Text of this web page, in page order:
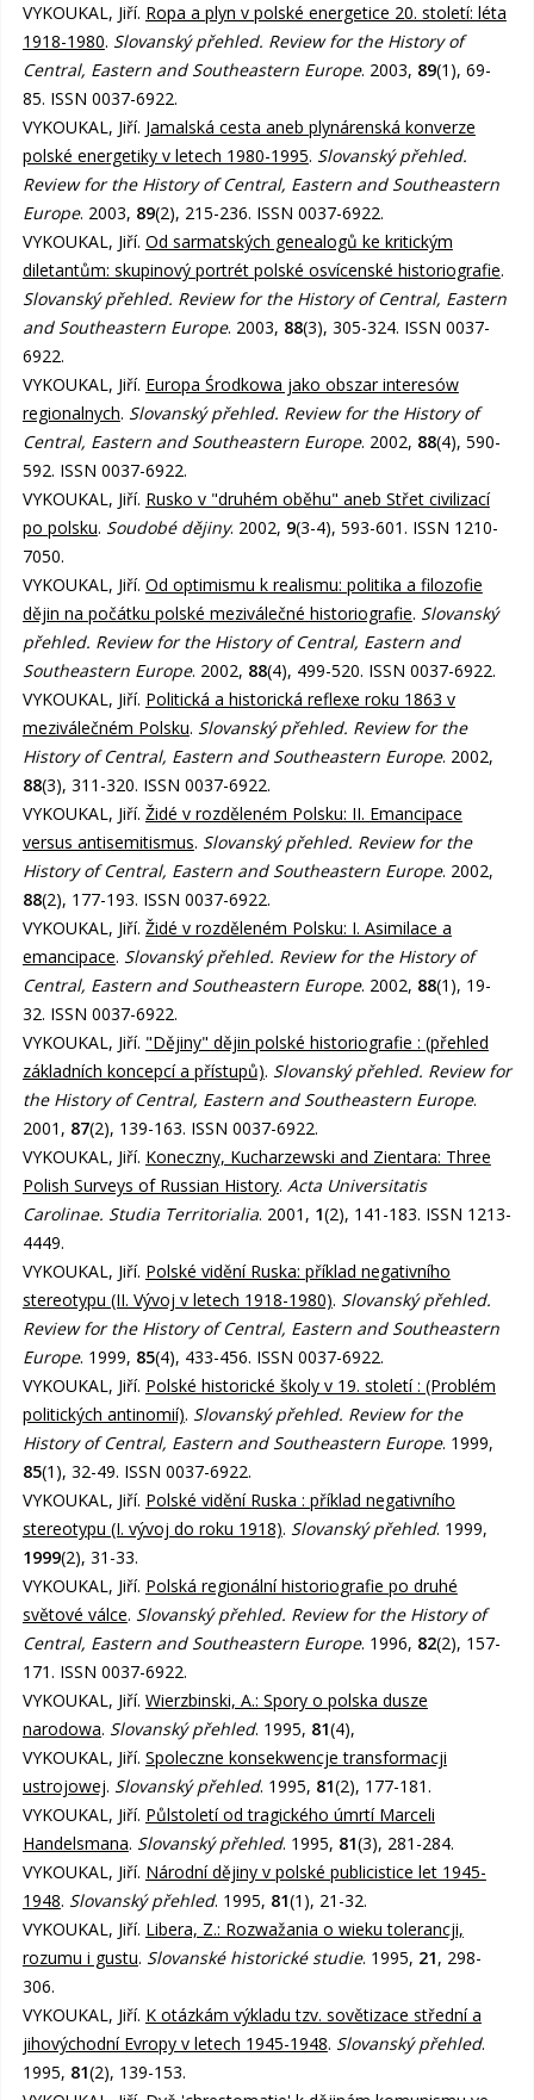
VYKOUKAL, Jiří. Ropa a plyn v polské energetice 20. století: léta
1918-1980. Slovanský přehled. Review for the History of
Central, Eastern and Southeastern Europe. 2003, 89(1), 69-
85. ISSN 0037-6922.
VYKOUKAL, Jiří. Jamalská cesta aneb plynárenská konverze
polské energetiky v letech 1980-1995. Slovanský přehled.
Review for the History of Central, Eastern and Southeastern
Europe. 2003, 89(2), 215-236. ISSN 0037-6922.
VYKOUKAL, Jiří. Od sarmatských genealogů ke kritickým
diletantům: skupinový portrét polské osvícenské historiografie.
Slovanský přehled. Review for the History of Central, Eastern
and Southeastern Europe. 2003, 88(3), 305-324. ISSN 0037-
6922.
VYKOUKAL, Jiří. Europa Środkowa jako obszar interesów
regionalnych. Slovanský přehled. Review for the History of
Central, Eastern and Southeastern Europe. 2002, 88(4), 590-
592. ISSN 0037-6922.
VYKOUKAL, Jiří. Rusko v "druhém oběhu" aneb Střet civilizací
po polsku. Soudobé dějiny. 2002, 9(3-4), 593-601. ISSN 1210-
7050.
VYKOUKAL, Jiří. Od optimismu k realismu: politika a filozofie
dějin na počátku polské meziválečné historiografie. Slovanský
přehled. Review for the History of Central, Eastern and
Southeastern Europe. 2002, 88(4), 499-520. ISSN 0037-6922.
VYKOUKAL, Jiří. Politická a historická reflexe roku 1863 v
meziválečném Polsku. Slovanský přehled. Review for the
History of Central, Eastern and Southeastern Europe. 2002,
88(3), 311-320. ISSN 0037-6922.
VYKOUKAL, Jiří. Židé v rozděleném Polsku: II. Emancipace
versus antisemitismus. Slovanský přehled. Review for the
History of Central, Eastern and Southeastern Europe. 2002,
88(2), 177-193. ISSN 0037-6922.
VYKOUKAL, Jiří. Židé v rozděleném Polsku: I. Asimilace a
emancipace. Slovanský přehled. Review for the History of
Central, Eastern and Southeastern Europe. 2002, 88(1), 19-
32. ISSN 0037-6922.
VYKOUKAL, Jiří. "Dějiny" dějin polské historiografie : (přehled
základních koncepcí a přístupů). Slovanský přehled. Review for
the History of Central, Eastern and Southeastern Europe.
2001, 87(2), 139-163. ISSN 0037-6922.
VYKOUKAL, Jiří. Koneczny, Kucharzewski and Zientara: Three
Polish Surveys of Russian History. Acta Universitatis
Carolinae. Studia Territorialia. 2001, 1(2), 141-183. ISSN 1213-
4449.
VYKOUKAL, Jiří. Polské vidění Ruska: příklad negativního
stereotypu (II. Vývoj v letech 1918-1980). Slovanský přehled.
Review for the History of Central, Eastern and Southeastern
Europe. 1999, 85(4), 433-456. ISSN 0037-6922.
VYKOUKAL, Jiří. Polské historické školy v 19. století : (Problém
politických antinomií). Slovanský přehled. Review for the
History of Central, Eastern and Southeastern Europe. 1999,
85(1), 32-49. ISSN 0037-6922.
VYKOUKAL, Jiří. Polské vidění Ruska : příklad negativního
stereotypu (I. vývoj do roku 1918). Slovanský přehled. 1999,
1999(2), 31-33.
VYKOUKAL, Jiří. Polská regionální historiografie po druhé
světové válce. Slovanský přehled. Review for the History of
Central, Eastern and Southeastern Europe. 1996, 82(2), 157-
171. ISSN 0037-6922.
VYKOUKAL, Jiří. Wierzbinski, A.: Spory o polska dusze
narodowa. Slovanský přehled. 1995, 81(4),
VYKOUKAL, Jiří. Spoleczne konsekwencje transformacji
ustrojowej. Slovanský přehled. 1995, 81(2), 177-181.
VYKOUKAL, Jiří. Půlstoletí od tragického úmrtí Marceli
Handelsmana. Slovanský přehled. 1995, 81(3), 281-284.
VYKOUKAL, Jiří. Národní dějiny v polské publicistice let 1945-
1948. Slovanský přehled. 1995, 81(1), 21-32.
VYKOUKAL, Jiří. Libera, Z.: Rozwažania o wieku tolerancji,
rozumu i gustu. Slovanské historické studie. 1995, 21, 298-
306.
VYKOUKAL, Jiří. K otázkám výkladu tzv. sovětizace střední a
jihovýchodní Evropy v letech 1945-1948. Slovanský přehled.
1995, 81(2), 139-153.